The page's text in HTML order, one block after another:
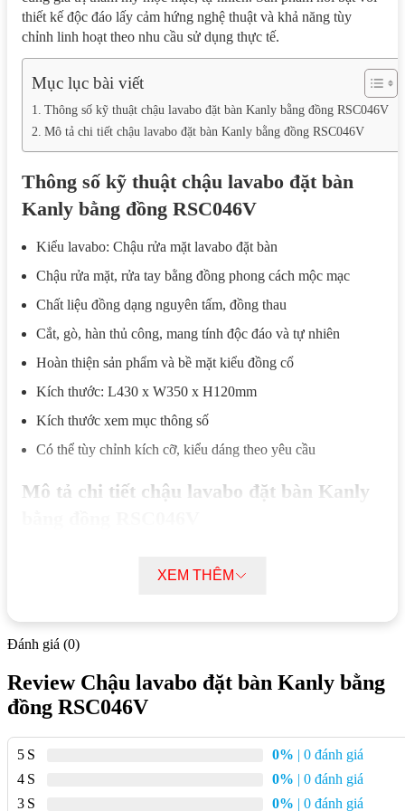
thiết kế độc đáo lấy cảm hứng nghệ thuật và khả năng tùy
chỉnh linh hoạt theo nhu cầu sử dụng thực tế.
Mục lục bài viết
Thông số kỹ thuật chậu lavabo đặt bàn Kanly bằng đồng RSC046V
Mô tả chi tiết chậu lavabo đặt bàn Kanly bằng đồng RSC046V
Thông số kỹ thuật chậu lavabo đặt bàn
Kanly bằng đồng RSC046V
Kiểu lavabo: Chậu rửa mặt lavabo đặt bàn
Chậu rửa mặt, rửa tay bằng đồng phong cách mộc mạc
Chất liệu đồng dạng nguyên tấm, đồng thau
Cắt, gò, hàn thủ công, mang tính độc đáo và tự nhiên
Hoàn thiện sản phẩm và bề mặt kiểu đồng cổ
Kích thước: L430 x W350 x H120mm
Kích thước xem mục thông số
Có thể tùy chỉnh kích cỡ, kiểu dáng theo yêu cầu
Mô tả chi tiết chậu lavabo đặt bàn Kanly
xuất thủ công từ thợ làng nghề truyền thống Việt Nam giúp
Quá trình gò, hàn và mài dũa bằng tay với nhiều công đoạn
giúp tăng độ chắc chắn và đảm bảo khả năng sử dụng ổn
Lớp hoàn thiện bề mặt kiểu đồng cổ giúp giảm thiểu dấu vết
bám bẩn và hỗ trợ vệ sinh nhanh chóng trong quá trình sử
dụng hàng ngày.
Thiết kế lấy ý tưởng từ hình ảnh chiếc lá trôi tạo nên kiểu
dáng mềm mại, góp phần tạo điểm nhấn khác biệt cho khu
XEM THÊM
Đánh giá (0)
Review Chậu lavabo đặt bàn Kanly bằng
đồng RSC046V
5 0% | 0 đánh giá
4
0% | 0 đánh giá
3
0% | 0 đánh giá